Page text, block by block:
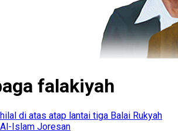
falakiyah